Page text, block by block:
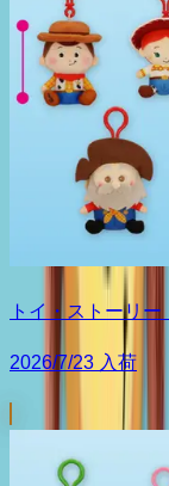
トイ・ストーリ
2026/7/23 入荷